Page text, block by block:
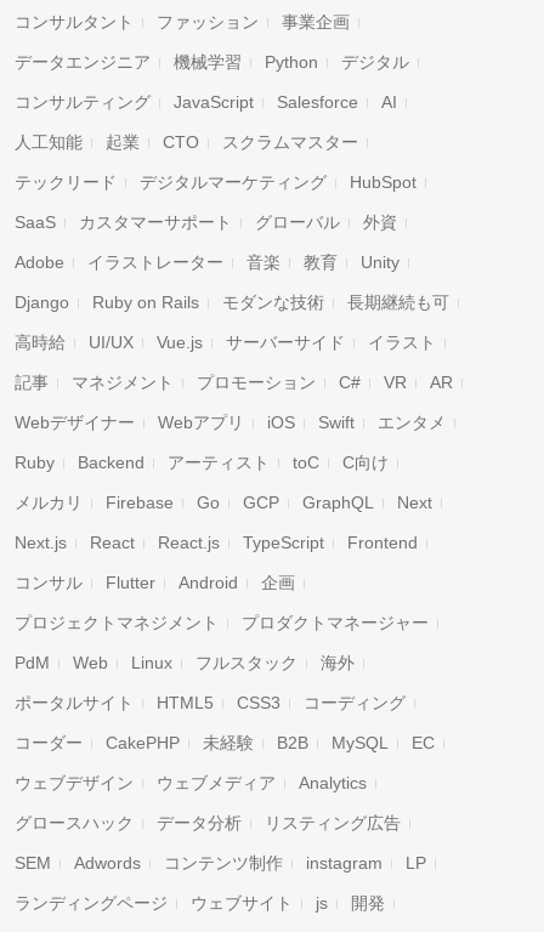
コンサルタント ファッション 事業企画
データエンジニア 機械学習 Python デジタル
コンサルティング JavaScript Salesforce AI
人工知能 起業 CTO スクラムマスター
テックリード デジタルマーケティング HubSpot
SaaS カスタマーサポート グローバル 外資
Adobe イラストレーター 音楽 教育 Unity
Django Ruby on Rails モダンな技術 長期継続も可
高時給 UI/UX Vue.js サーバーサイド イラスト
記事 マネジメント プロモーション C# VR AR
Webデザイナー Webアプリ iOS Swift エンタメ
Ruby Backend アーティスト toC C向け
メルカリ Firebase Go GCP GraphQL Next
Next.js React React.js TypeScript Frontend
コンサル Flutter Android 企画
プロジェクトマネジメント プロダクトマネージャー
PdM Web Linux フルスタック 海外
ポータルサイト HTML5 CSS3 コーディング
コーダー CakePHP 未経験 B2B MySQL EC
ウェブデザイン ウェブメディア Analytics
グロースハック データ分析 リスティング広告
SEM Adwords コンテンツ制作 instagram LP
ランディングページ ウェブサイト js 開発